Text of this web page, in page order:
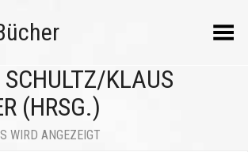
Menü umschalten
SCHULTZ/KLAUS
(HRSG.)
WIRD ANGEZEIGT